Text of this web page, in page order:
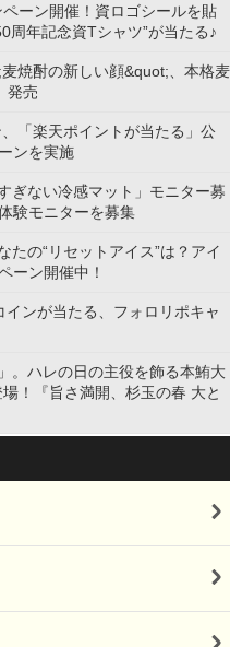
ーン開催！資ロゴシールを貼
周年記念資Tシャツ”が当たる♪
焼酎の新しい顔&quot;、本格麦
発売
「楽天ポイントが当たる」公
ンを実施
ぎない冷感マット」モニター募
験モニターを募集
の“リセットアイス”は？アイ
ーン開催中！
インが当たる、フォロリポキャ
ハレの日の主役を飾る本鮪大
！『旨さ満開、杉玉の春 大と